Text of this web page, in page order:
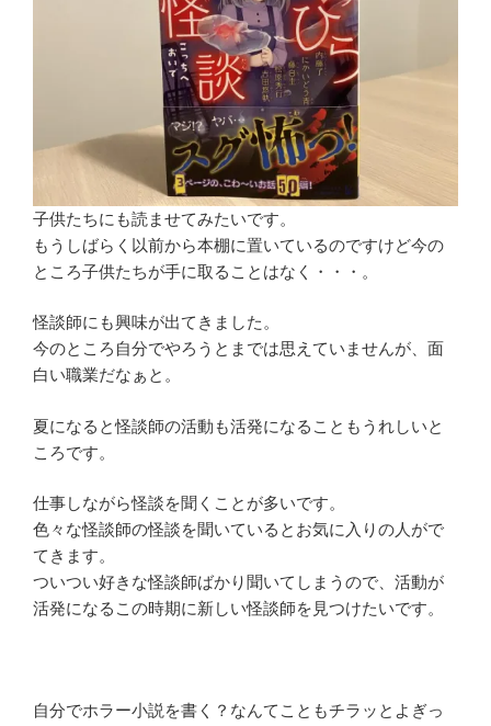
子供たちにも読ませてみたいです。
もうしばらく以前から本棚に置いているのですけど今の
ところ子供たちが手に取ることはなく・・・。
怪談師にも興味が出てきました。
今のところ自分でやろうとまでは思えていませんが、面
白い職業だなぁと。
夏になると怪談師の活動も活発になることもうれしいと
ころです。
仕事しながら怪談を聞くことが多いです。
色々な怪談師の怪談を聞いているとお気に入りの人がで
てきます。
ついつい好きな怪談師ばかり聞いてしまうので、活動が
活発になるこの時期に新しい怪談師を見つけたいです。
自分でホラー小説を書く？なんてこともチラッとよぎっ